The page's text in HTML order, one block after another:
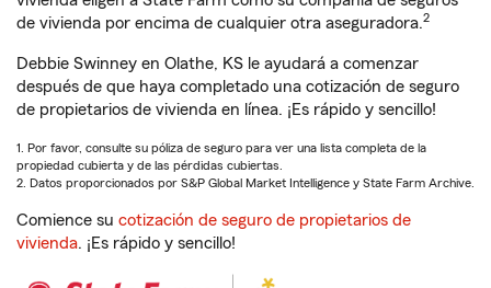
de vivienda por encima de cualquier otra aseguradora.2
Debbie Swinney en Olathe, KS le ayudará a comenzar
después de que haya completado una cotización de seguro
de propietarios de vivienda en línea. ¡Es rápido y sencillo!
1. Por favor, consulte su póliza de seguro para ver una lista completa de la
propiedad cubierta y de las pérdidas cubiertas.
2. Datos proporcionados por S&P Global Market Intelligence y State Farm Archive.
Comience su cotización de seguro de propietarios de
vivienda. ¡Es rápido y sencillo!